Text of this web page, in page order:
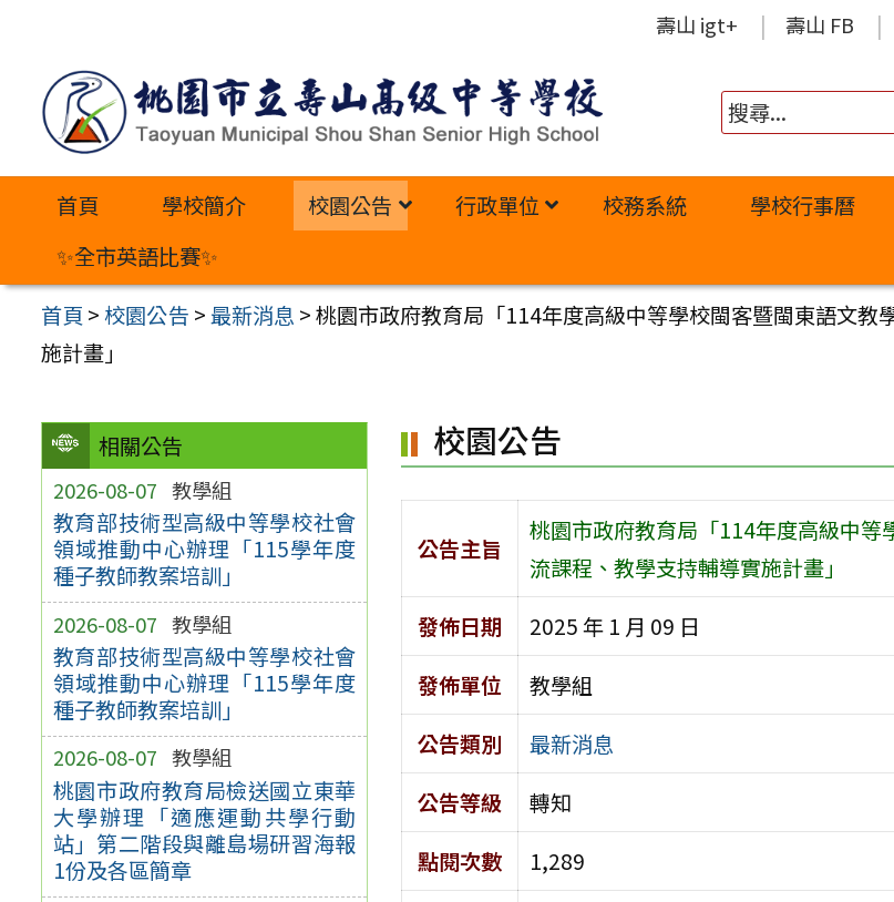
內
壽山 igt+ 壽山 FB
首頁 學校簡介 校園公告 行政單位 校務系統 學校行事曆
✨全市英語比賽✨
首頁 >校園公告 >最新消息 >桃園市政府教育局「114年度高級中等學校閩客暨閩東語文
施計畫」
相關公告
2026-08-07 教學組
教育部技術型高級中等學校社會
領域推動中心辦理「115學年度
種子教師教案培訓」
2026-08-07 教學組
教育部技術型高級中等學校社會
領域推動中心辦理「115學年度
種子教師教案培訓」
2026-08-07 教學組
桃園市政府教育局檢送國立東華
大學辦理「適應運動共學行動
站」第二階段與離島場研習海報
1份及各區簡章
校園公告
公告主旨
桃園市政府教育局「114年度高級中
流課程、教學支持輔導實施計畫」
發佈日期
2025 年 1 月 09 日
發佈單位
教學組
公告類別
最新消息
公告等級
轉知
點閱次數
1,289